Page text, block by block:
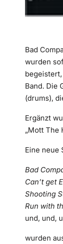
Bad
wurden
Band. Die
(drums),
Ergänzt
„Mott The
Eine neue
Bad
Can’t get
Shooting
Run with
und, und,
wurden